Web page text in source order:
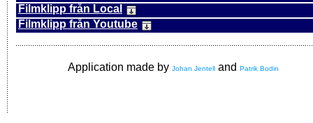
Filmklipp från Local
Filmklipp från Youtube
Application made by Johan Jentell and Patrik Bodin